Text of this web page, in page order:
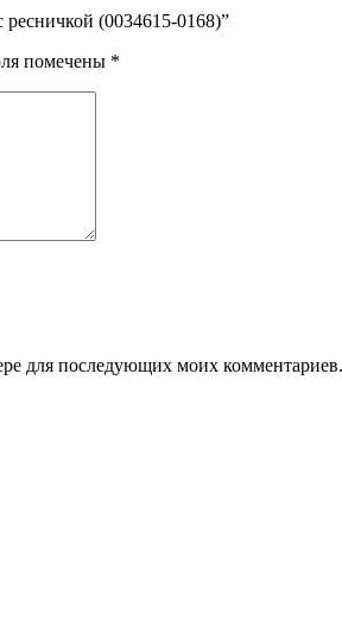
(0034615-0168)”
помечены *
для последующих моих комментариев.